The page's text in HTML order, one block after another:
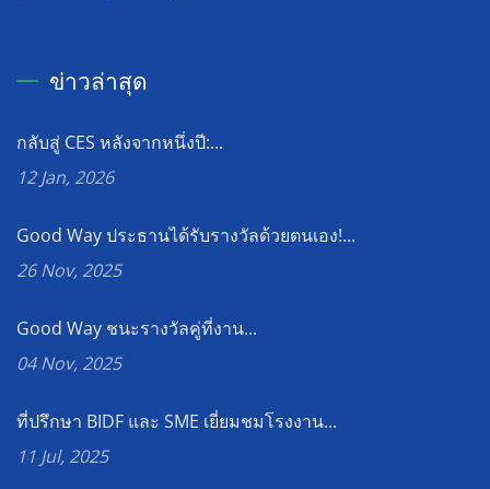
ข่าวล่าสุด
กลับสู่ CES หลังจากหนึ่งปี:...
12 Jan, 2026
Good Way ประธานได้รับรางวัลด้วยตนเอง!...
26 Nov, 2025
Good Way ชนะรางวัลคู่ที่งาน...
04 Nov, 2025
ที่ปรึกษา BIDF และ SME เยี่ยมชมโรงงาน...
11 Jul, 2025